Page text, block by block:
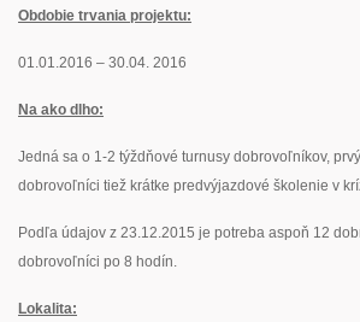
Obdobie trvania projektu:
01.01.2016 – 30.04. 2016
Na ako dlho:
Jedná sa o 1-2 týždňové turnusy dobrovoľníkov,
dobrovoľníci tiež krátke predvýjazdové školenie v
Podľa údajov z 23.12.2015 je potreba aspoň 12
dobrovoľníci po 8 hodín.
Lokalita: